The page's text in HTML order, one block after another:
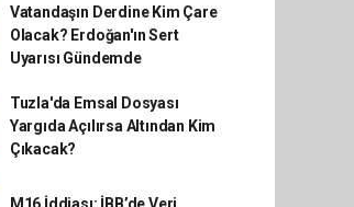
Vatandaşın Derdine Kim Çare
Olacak? Erdoğan'ın Sert
Uyarısı Gündemde
Tuzla'da Emsal Dosyası
Yargıda Açılırsa Altından Kim
Çıkacak?